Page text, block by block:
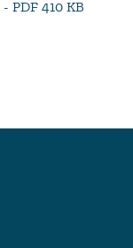
PDF 410 KB